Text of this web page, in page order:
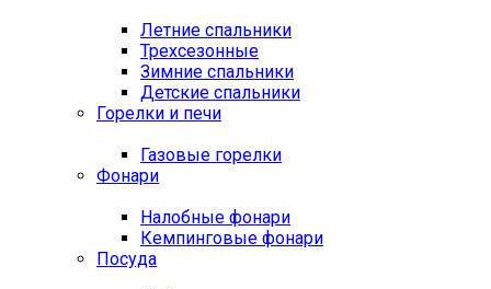
Летние спальники
Трехсезонные
Зимние спальники
Детские спальники
Горелки и печи
Газовые горелки
Фонари
Налобные фонари
Кемпинговые фонари
Посуда